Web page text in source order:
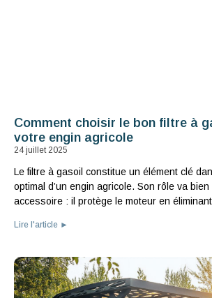
Comment choisir le bon filtre à
votre engin agricole
24 juillet 2025
Le filtre à gasoil constitue un élément clé
optimal d’un engin agricole. Son rôle va
accessoire : il protège le moteur en éliminant
Lire l'article ►